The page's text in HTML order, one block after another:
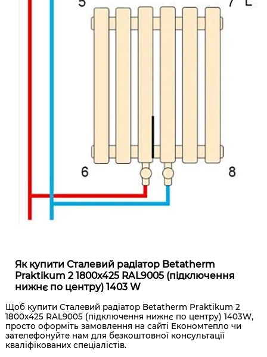
Як купити Сталевий радіатор Betatherm
Praktikum 2 1800x425 RAL9005 (підключення
нижнє по центру) 1403 W
Щоб купити Сталевий радіатор Betatherm Praktikum 2
1800x425 RAL9005 (підключення нижнє по центру) 1403W,
просто оформіть замовлення на сайті Економтепло чи
зателефонуйте нам для безкоштовної консультації
кваліфікованих спеціалістів.